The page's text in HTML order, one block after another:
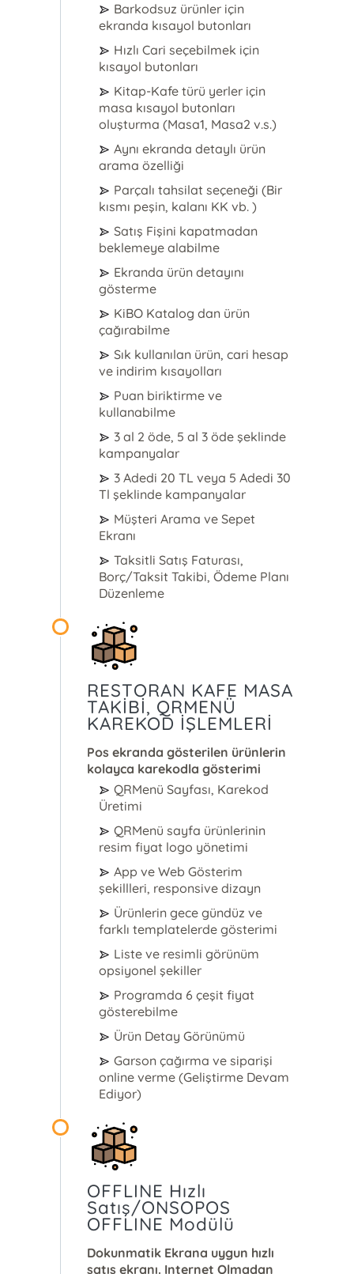
Barkodsuz ürünler için
ekranda kısayol butonları
Hızlı Cari seçebilmek için
kısayol butonları
Kitap-Kafe türü yerler için
masa kısayol butonları
oluşturma (Masa1, Masa2 v.s.)
Aynı ekranda detaylı ürün
arama özelliği
Parçalı tahsilat seçeneği (Bir
kısmı peşin, kalanı KK vb. )
Satış Fişini kapatmadan
beklemeye alabilme
Ekranda ürün detayını
gösterme
KiBO Katalog dan ürün
çağırabilme
Sık kullanılan ürün, cari hesap
ve indirim kısayolları
Puan biriktirme ve
kullanabilme
3 al 2 öde, 5 al 3 öde şeklinde
kampanyalar
3 Adedi 20 TL veya 5 Adedi 30
Tl şeklinde kampanyalar
Müşteri Arama ve Sepet
Ekranı
Taksitli Satış Faturası,
Borç/Taksit Takibi, Ödeme Planı
Düzenleme
RESTORAN KAFE MASA
TAKİBİ, QRMENÜ
KAREKOD İŞLEMLERİ
Pos ekranda gösterilen ürünlerin
kolayca karekodla gösterimi
QRMenü Sayfası, Karekod
Üretimi
QRMenü sayfa ürünlerinin
resim fiyat logo yönetimi
App ve Web Gösterim
şekillleri, responsive dizayn
Ürünlerin gece gündüz ve
farklı templatelerde gösterimi
Liste ve resimli görünüm
opsiyonel şekiller
Programda 6 çeşit fiyat
gösterebilme
Ürün Detay Görünümü
Garson çağırma ve siparişi
online verme (Geliştirme Devam
Ediyor)
OFFLINE Hızlı
Satış/ONSOPOS
OFFLINE Modülü
Dokunmatik Ekrana uygun hızlı
satış ekranı. Internet Olmadan